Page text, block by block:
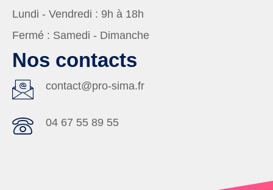
Lundi - Vendredi : 9h à 18h
Fermé : Samedi - Dimanche
Nos contacts
contact@pro-sima.fr
04 67 55 89 55